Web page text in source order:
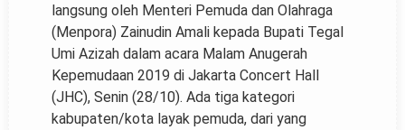
langsung oleh Menteri Pemuda dan Olahraga
(Menpora) Zainudin Amali kepada Bupati Tegal
Umi Azizah dalam acara Malam Anugerah
Kepemudaan 2019 di Jakarta Concert Hall
(JHC), Senin (28/10). Ada tiga kategori
kabupaten/kota layak pemuda, dari yang